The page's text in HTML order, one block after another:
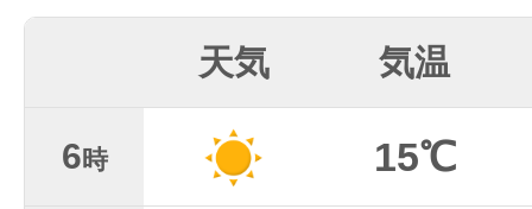
天気 気温
6時 15℃